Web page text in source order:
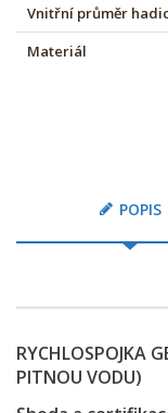
Vnitřní průměr
Materiál
POPIS
RYCHLOSPOJKA
PITNOU VODU)